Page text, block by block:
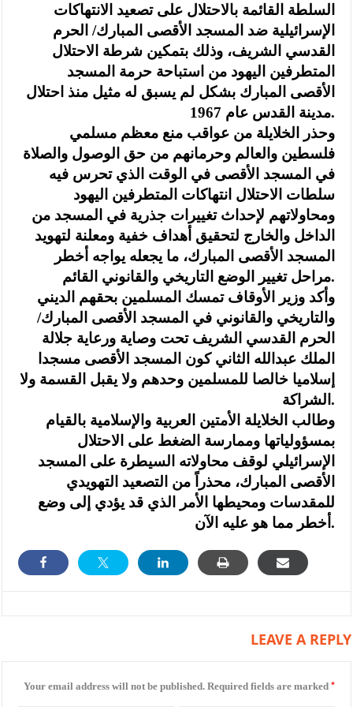
السلطة القائمة بالاحتلال على تصعيد الانتهاكات
الإسرائيلية ضد المسجد الأقصى المبارك/ الحرم
القدسي الشريف، وذلك بتمكين شرطة الاحتلال
المتطرفين اليهود من استباحة حرمة المسجد
الأقصى المبارك بشكل لم يسبق له مثيل منذ احتلال
مدينة القدس عام 1967.
وحذر الخلايلة من عواقب منع معظم مسلمي
فلسطين والعالم وحرمانهم من حق الوصول والصلاة
في المسجد الأقصى في الوقت الذي تحرس فيه
سلطات الاحتلال انتهاكات المتطرفين اليهود
ومحاولاتهم لإحداث تغييرات جذرية في المسجد من
الداخل والخارج لتحقيق أهداف خفية ومعلنة لتهويد
المسجد الأقصى المبارك، ما يجعله يواجه أخطر
مراحل تغيير الوضع التاريخي والقانوني القائم.
وأكد وزير الأوقاف تمسك المسلمين بحقهم الديني
والتاريخي والقانوني في المسجد الأقصى المبارك/
الحرم القدسي الشريف تحت وصاية ورعاية جلالة
الملك عبدالله الثاني كون المسجد الأقصى مسجدا
إسلاميا خالصا للمسلمين وحدهم ولا يقبل القسمة ولا
الشراكة.
وطالب الخلايلة الأمتين العربية والإسلامية بالقيام
بمسؤولياتها وممارسة الضغط على الاحتلال
الإسرائيلي لوقف محاولاته السيطرة على المسجد
الأقصى المبارك، محذراً من التصعيد التهويدي
للمقدسات ومحيطها الأمر الذي قد يؤدي إلى وضع
أخطر مما هو عليه الآن.
LEAVE A REPLY
Your email address will not be published. Required fields are marked *